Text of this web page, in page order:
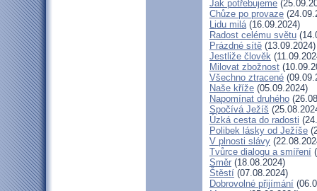
Jak potřebujeme
Chůze po provaze
Lidu milá(16.09.2024)
Radost celému světu
Prázdné sítě (13.09.2024)
Jestliže člověk
Milovat zbožnost
Všechno ztracené
Naše kříže (05.09.2024)
Napomínat druhého
Spočívá Ježíš
Úzká cesta do radosti
Polibek lásky od Ježíše
V plnosti slávy
Tvůrce dialogu a smíření
Směr (18.08.2024)
Štěstí (07.08.2024)
Dobrovolné přijímání